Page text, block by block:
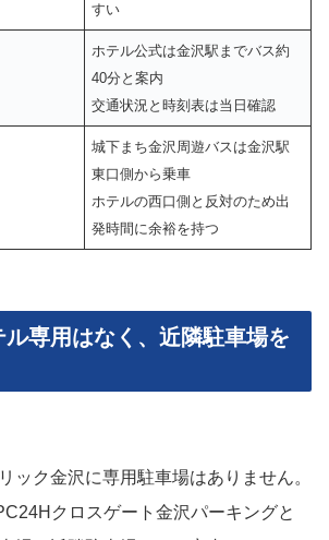
すい
ホテル公式は金沢駅までバス約
40分と案内
交通状況と時刻表は当日確認
城下まち金沢周遊バスは金沢駅
東口側から乗車
ホテルの西口側と反対のため出
発時間に余裕を持つ
専用はなく、近隣駐車場を
ック金沢に専用駐車場はありません。
クロスゲート金沢パーキングと